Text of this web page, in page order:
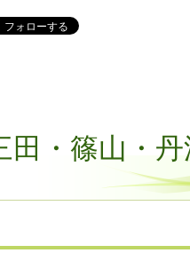
田・篠山・